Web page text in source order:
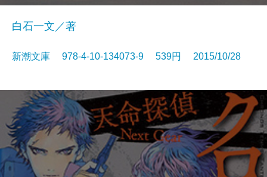
白石一文／著
新潮文庫 978-4-10-134073-9 539円 2015/10/28